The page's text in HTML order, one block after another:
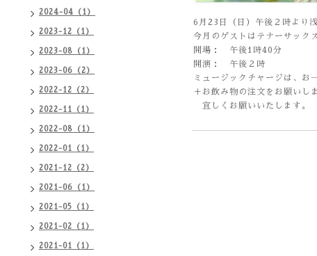
6月23日（日）午後２時より
今月のゲストはテナーサック
開場： 午後1時40分
開演： 午後２時
ミュージックチャージは、お
＋お飲み物の注文をお願いし
宜しくお願いいたします。
2024-04（1）
2023-12（1）
2023-08（1）
2023-06（2）
2022-12（2）
2022-11（1）
2022-08（1）
2022-01（1）
2021-12（2）
2021-06（1）
2021-05（1）
2021-02（1）
2021-01（1）